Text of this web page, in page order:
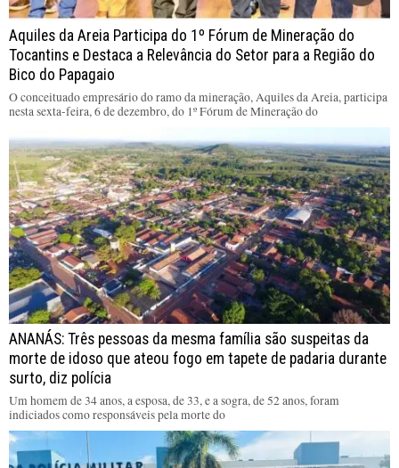
Aquiles da Areia Participa do 1º Fórum de Mineração do
Tocantins e Destaca a Relevância do Setor para a Região do
Bico do Papagaio
O conceituado empresário do ramo da mineração, Aquiles da Areia, participa
nesta sexta-feira, 6 de dezembro, do 1º Fórum de Mineração do
ANANÁS: Três pessoas da mesma família são suspeitas da
morte de idoso que ateou fogo em tapete de padaria durante
surto, diz polícia
Um homem de 34 anos, a esposa, de 33, e a sogra, de 52 anos, foram
indiciados como responsáveis pela morte do